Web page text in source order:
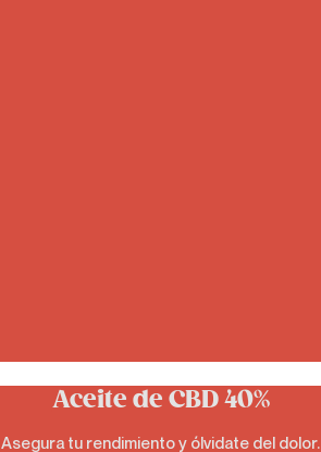
Aceite de CBD 40%
Asegura tu rendimiento y ólvidate del dolor.